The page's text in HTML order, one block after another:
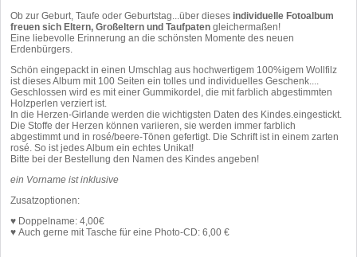
Ob zur Geburt, Taufe oder Geburtstag...über dieses individuelle Fotoalbum
freuen sich Eltern, Großeltern und Taufpaten gleichermaßen!
Eine liebevolle Erinnerung an die schönsten Momente des neuen
Erdenbürgers.
Schön eingepackt in einen Umschlag aus hochwertigem 100%igem Wollfilz
ist dieses Album mit 100 Seiten ein tolles und individuelles Geschenk....
Geschlossen wird es mit einer Gummikordel, die mit farblich abgestimmten
Holzperlen verziert ist.
In die Herzen-Girlande werden die wichtigsten Daten des Kindes.eingestickt.
Die Stoffe der Herzen können variieren, sie werden immer farblich
abgestimmt und in rosé/beere-Tönen gefertigt. Die Schrift ist in einem zarten
rosé. So ist jedes Album ein echtes Unikat!
Bitte bei der Bestellung den Namen des Kindes angeben!
ein Vorname ist inklusive
Zusatzoptionen:
♥ Doppelname: 4,00€
♥ Auch gerne mit Tasche für eine Photo-CD: 6,00 €